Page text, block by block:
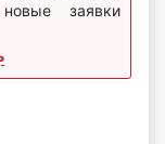
заявки